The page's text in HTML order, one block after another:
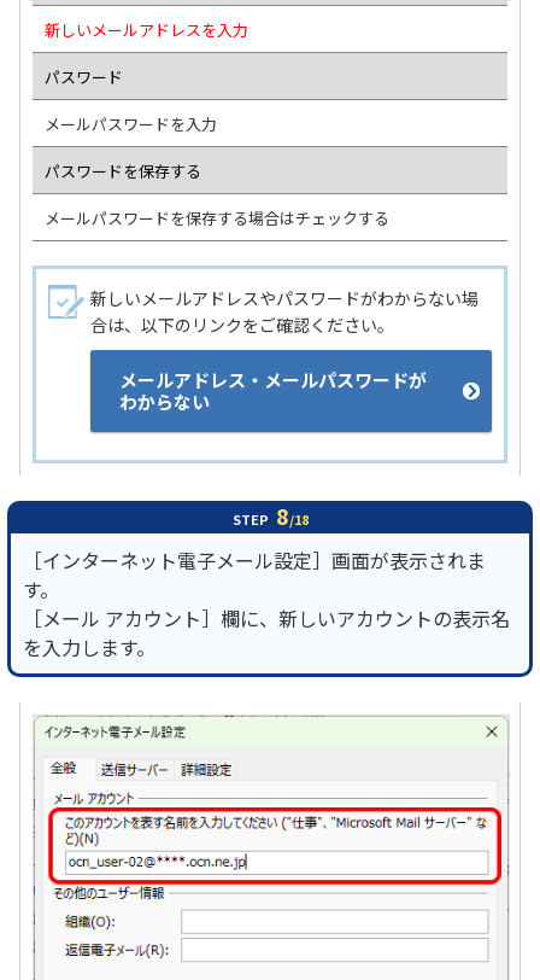
新しいメールアドレスを入力
パスワード
メールパスワードを入力
パスワードを保存する
メールパスワードを保存する場合はチェックする
新しいメールアドレスやパスワードがわからない場
合は、以下のリンクをご確認ください。
メールアドレス・メールパスワードが
わからない
STEP 8/18
［インターネット電子メール設定］画面が表示されま
す。
［メール アカウント］欄に、新しいアカウントの表示名
を入力します。